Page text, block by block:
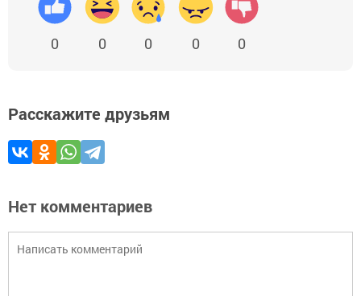
0 0 0 0 0
Расскажите друзьям
Нет комментариев